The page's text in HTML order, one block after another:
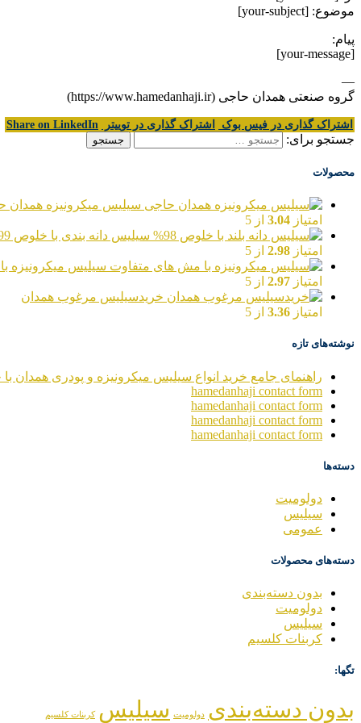
موضوع: [your-subject]
پیام:
[your-message]
—
گروه صنعتی همدان حاجی (https://www.hamedanhaji.ir)
اشتراک گذاری در فیس بوک اشتراک گذاری در توییتر Share on LinkedIn
جستجو برای:
محصولات
سیلیس میکرونیزه همدان
امتیاز 3.04 از 5
سیلیس دانه بندی با خلوص 99%
امتیاز 2.98 از 5
سیلیس میکرونیزه
امتیاز 2.97 از 5
خریدسیلیس مرغوب همدان
امتیاز 3.36 از 5
نوشته‌های تازه
راهنمای جامع خرید انواع سیلیس میکرونیزه و پودری همدان با
hamedanhaji contact form
hamedanhaji contact form
hamedanhaji contact form
hamedanhaji contact form
دسته‌ها
دولومیت
سیلیس
عمومی
دسته‌های محصولات
بدون دسته‌بندی
دولومیت
سیلیس
کربنات کلسیم
تگها:
بدون دسته‌بندی دولومیت سیلیس کربنات کلسیم